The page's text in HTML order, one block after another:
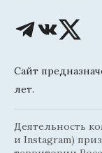
Сайт
лет.
Деятельность
и Instagram)